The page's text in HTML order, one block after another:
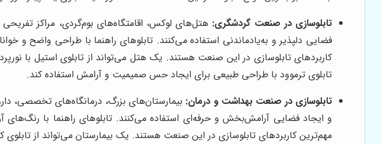
تابلوسازی در صنعت گردشگری: هتل‌های لوکس، اقامتگاه‌های بوم‌گردی، مراکز
فضایی دلپذیر و به‌یادماندنی استفاده می‌کنند. تابلوهای راهنما با طراحی واضح و
کاربردهای تابلوسازی در این صنعت هستند. یک هتل می‌تواند از تابلوی استیل با
تابلوی ترموود با طراحی طبیعی برای ایجاد حس صمیمیت و آرامش استفاده کند.
تابلوسازی در صنعت بهداشت و درمان: بیمارستان‌های بزرگ، درمانگاه‌های تخصصی،
و ایجاد فضایی آرامش‌بخش و حرفه‌ای استفاده می‌کنند. تابلوهای راهنما با رنگ‌های
مهم‌ترین کاربردهای تابلوسازی در این صنعت هستند. یک بیمارستان می‌تواند از